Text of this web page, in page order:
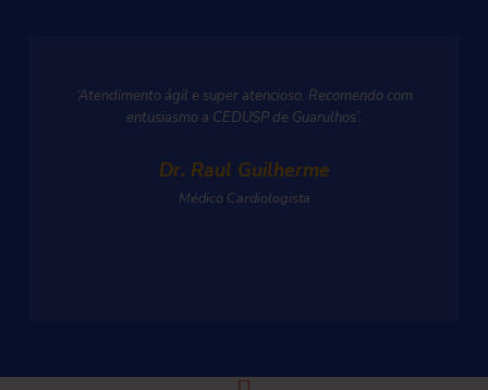
‘Atendimento ágil e super atencioso. Recomendo com
entusiasmo a CEDUSP de Guarulhos’.
Dr. Raul Guilherme
Médico Cardiologista